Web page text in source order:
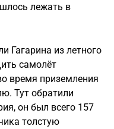
лежать в
Гагарина из летного
самолёт
время приземления
Тут обратили
он был всего 157
толстую